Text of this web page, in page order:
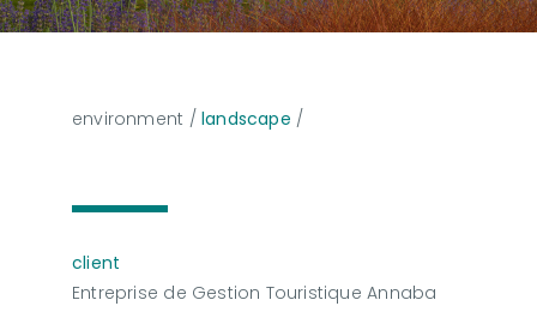
environment / landscape /
client
Entreprise de Gestion Touristique Annaba